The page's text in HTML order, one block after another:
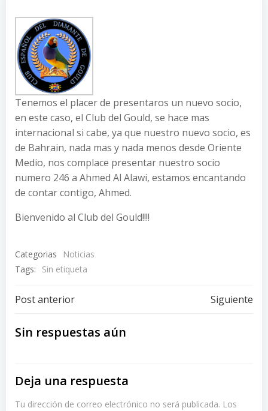
Tenemos el placer de presentaros un nuevo socio,
en este caso, el Club del Gould, se hace mas
internacional si cabe, ya que nuestro nuevo socio, es
de Bahrain, nada mas y nada menos desde Oriente
Medio, nos complace presentar nuestro socio
numero 246 a Ahmed Al Alawi, estamos encantando
de contar contigo, Ahmed.
Bienvenido al Club del Gould!!!!
Categorias
Noticias
Tags:
Sin etiqueta
Navegación
de
Post anterior
Navegación
Siguiente
Sin respuestas aún
Deja una respuesta
Tu dirección de correo electrónico no será publicada. Los